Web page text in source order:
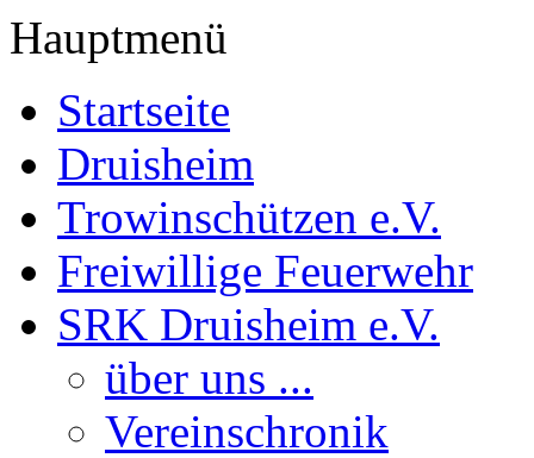
Hauptmenü
Startseite
Druisheim
Trowinschützen e.V.
Freiwillige Feuerwehr
SRK Druisheim e.V.
über uns ...
Vereinschronik